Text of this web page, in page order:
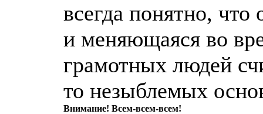
всегда понятно,
и меняющаяся во
грамотных людей
то незыблемых
Внимание! Всем-всем-всем!